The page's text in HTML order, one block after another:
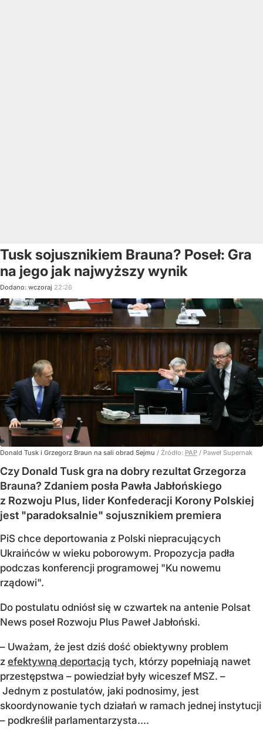
Tusk sojusznikiem Brauna? Poseł: Gra
na jego jak najwyższy wynik
Dodano: wczoraj 22:26
Donald Tusk i Grzegorz Braun na sali obrad Sejmu / Źródło: PAP / Paweł Supernak
Czy Donald Tusk gra na dobry rezultat Grzegorza
Brauna? Zdaniem posła Pawła Jabłońskiego
z Rozwoju Plus, lider Konfederacji Korony Polskiej
jest "paradoksalnie" sojusznikiem premiera
PiS chce deportowania z Polski niepracujących
Ukraińców w wieku poborowym. Propozycja padła
podczas konferencji programowej "Ku nowemu
rządowi".
Do postulatu odniósł się w czwartek na antenie Polsat
News poseł Rozwoju Plus Paweł Jabłoński.
– Uważam, że jest dziś dość obiektywny problem
z efektywną deportacją tych, którzy popełniają nawet
przestępstwa – powiedział były wiceszef MSZ. –
Jednym z postulatów, jaki podnosimy, jest
skoordynowanie tych działań w ramach jednej instytucji
– podkreślił parlamentarzysta....